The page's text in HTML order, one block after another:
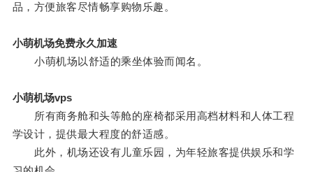
品，方便旅客尽情畅享购物乐趣。
小萌机场免费永久加速
小萌机场以舒适的乘坐体验而闻名。
小萌机场vps
所有商务舱和头等舱的座椅都采用高档材料和人体工程
学设计，提供最大程度的舒适感。
此外，机场还设有儿童乐园，为年轻旅客提供娱乐和学